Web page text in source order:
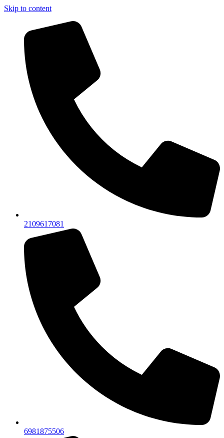
Skip to content
2109617081
6981875506